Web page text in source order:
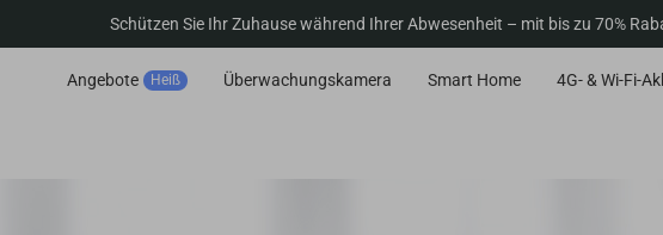
Schützen Sie Ihr Zuhause während Ihrer Abwesenheit – mit bis zu 70%
Angebote Heiß Überwachungskamera Smart Home 4G- & Wi-Fi-